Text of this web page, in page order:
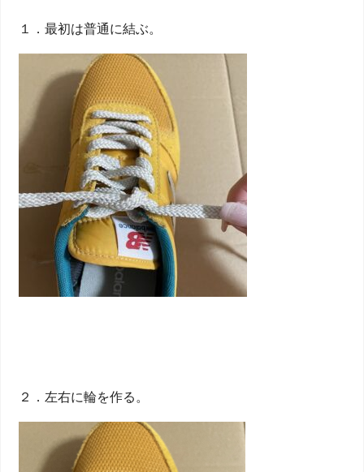
１．最初は普通に結ぶ。
２．左右に輪を作る。